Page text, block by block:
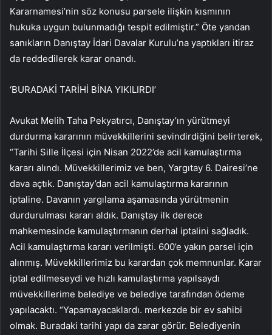
Kararnamesi’nin söz konusu parsele ilişkin kısmının
hukuka uygun bulunmadığı tespit edilmiştir.” Öte yandan
sanıkların Danıştay İdari Davalar Kurulu’na yaptıkları itiraz
da reddedilerek karar onandı.
‘BURADAKİ TARİHİ BİNA YIKILIRDI’
Avukat Melih Taha Pekyatırcı, Danıştay’ın yürütmeyi
durdurma kararının müvekkillerini sevindirdiğini belirterek,
“Tarihi Sille İlçesi için Nisan 2022’de acil kamulaştırma
kararı alındı. Müvekkillerimiz ve ben, Yargıtay 6. Dairesi’ne
dava açtık. Danıştay’dan acil kamulaştırma kararının
iptaline. Davanın yargılama aşamasında yürütmenin
durdurulması kararı aldık. Danıştay ilk derece
mahkemesinde kamulaştırmanın derhal iptalini sağladık.
Acil kamulaştırma kararı verilmişti. 600’e yakın parsel için
alınmış. Müvekkillerimiz bu karardan çok memnunlar. Karar
iptal edilmeseydi ve hızlı kamulaştırma yapılsaydı
müvekkillerime belediye ve belediye tarafından ödeme
yapılacaktı. “Yapamayacaklardı. merkezde bir ev sahibi
olmak. Buradaki tarihi yapı da zarar görür. Belediyenin